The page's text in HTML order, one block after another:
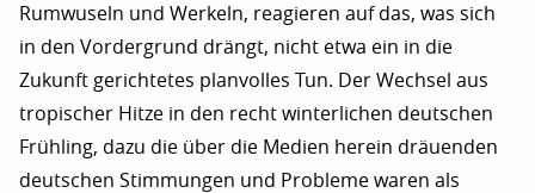
Rumwuseln und Werkeln, reagieren auf das, was sich
in den Vordergrund drängt, nicht etwa ein in die
Zukunft gerichtetes planvolles Tun. Der Wechsel aus
tropischer Hitze in den recht winterlichen deutschen
Frühling, dazu die über die Medien herein dräuenden
deutschen Stimmungen und Probleme waren als